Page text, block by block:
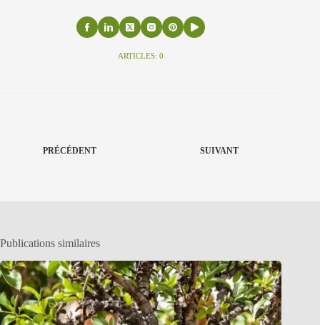
ARTICLES: 0
PRÉCÉDENT SUIVANT
Publications similaires